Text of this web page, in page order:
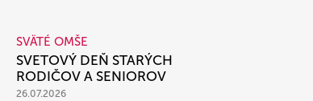
SVÄTÉ OMŠE
SVETOVÝ DEŇ STARÝCH
RODIČOV A SENIOROV
26.07.2026